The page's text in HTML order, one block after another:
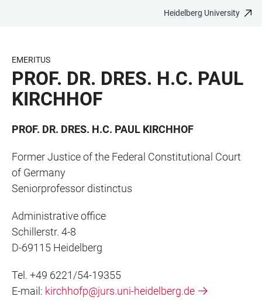
CONTENT
Heidelberg University
EMERITUS
PROF. DR. DRES. H.C. PAUL
KIRCHHOF
PROF. DR. DRES. H.C. PAUL KIRCHHOF
Former Justice of the Federal Constitutional Court
of Germany
Seniorprofessor distinctus
Administrative office
Schillerstr. 4-8
D-69115 Heidelberg
Tel. +49 6221/54-19355
E-mail: kirchhofp@jurs.uni-heidelberg.de